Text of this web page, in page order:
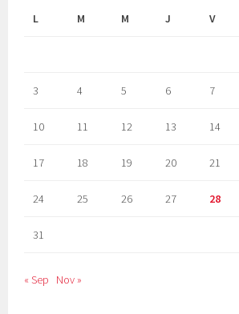
L
M M J V
3 4 5 6 7
10 11 12 13 14
17 18 19 20 21
24 25 26 27 28
31
« Sep Nov »